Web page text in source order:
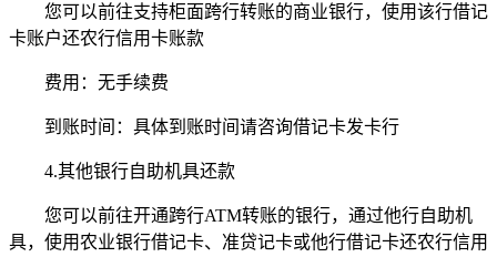
您可以前往支持柜面跨行转账的商业银行，使用该行借记
卡账户还农行信用卡账款
费用：无手续费
到账时间：具体到账时间请咨询借记卡发卡行
4.其他银行自助机具还款
您可以前往开通跨行ATM转账的银行，通过他行自助机
具，使用农业银行借记卡、准贷记卡或他行借记卡还农行信用